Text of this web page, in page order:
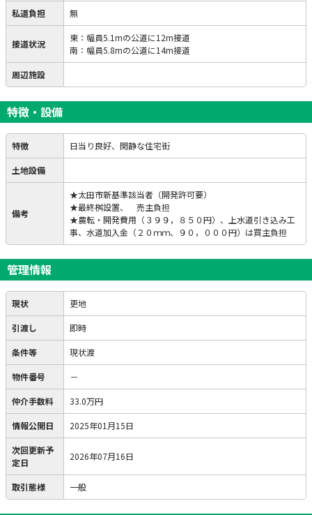
私道負担 無
接道状況
東：幅員5.1mの公道に12m接道
南：幅員5.8mの公道に14m接道
周辺施設
特徴・設備
特徴 日当り良好、閑静な住宅街
土地設備
備考
★太田市新基準該当者（開発許可要）
★最終桝設置、 売主負担
★農転・開発費用（３９９，８５０円）、上水道引き込み工
事、水道加入金（２０ｍｍ、９０，０００円）は買主負担
管理情報
現状 更地
引渡し 即時
条件等 現状渡
物件番号 －
仲介手数料 33.0万円
情報公開日 2025年01月15日
次回更新予
定日
2026年07月16日
取引態様 一般